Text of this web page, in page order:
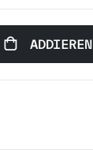
ADDIEREN